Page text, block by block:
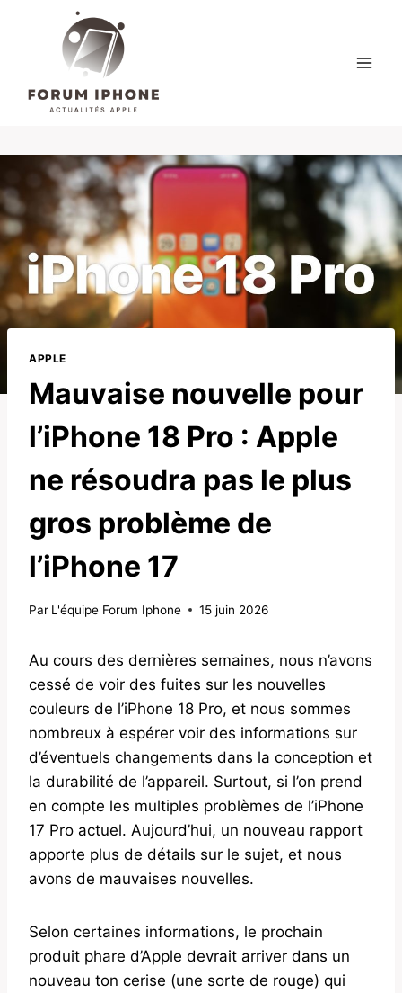
APPLE
Mauvaise nouvelle pour
l’iPhone 18 Pro : Apple
ne résoudra pas le plus
gros problème de
l’iPhone 17
Par L'équipe Forum Iphone 15 juin 2026
Au cours des dernières semaines, nous n’avons
cessé de voir des fuites sur les nouvelles
couleurs de l’iPhone 18 Pro, et nous sommes
nombreux à espérer voir des informations sur
d’éventuels changements dans la conception et
la durabilité de l’appareil. Surtout, si l’on prend
en compte les multiples problèmes de l’iPhone
17 Pro actuel. Aujourd’hui, un nouveau rapport
apporte plus de détails sur le sujet, et nous
avons de mauvaises nouvelles.
Selon certaines informations, le prochain
produit phare d’Apple devrait arriver dans un
nouveau ton cerise (une sorte de rouge) qui